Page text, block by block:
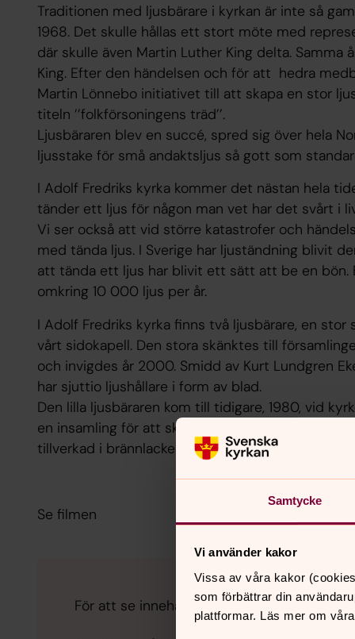
Samtycke
Vi använder kakor
Vissa av våra kakor
som förbättrar din
plattformar. Läs mer om
Traditionen med ljusbärare i kyrkan är inte så
1968. Det skulle hållas ett stort möte med
där skulle även Martin Luther King delta.
King. Efter den händelsen och för att hedra
Martin Lönnebo initiativet till att skapa en stor
titeln ’’folkförsoningens träd’’.
Ljusbäraren blev en succé, spred sig över hela
ljusstake för små andaktsljus så gott som
I Adolf Fredriks kyrka kommer det nästan hela
tänder ett ljus för någon man vet har det svårt i
Vi ser också att vid större katastrofer och
med tända ljus. I Sverige har ljuständning blivit
att tända ett ljus har blivit ett sätt att be en bön.
omkring 10 000 ljus per år.
I Adolf Fredriks kyrka finns två ljusbärare, en
vårt sidokapell. Den stora skänktes till
och invigdes år 2000. Smidd av Kurt Lundgren
har sjuttio ljushållare i form av blad.
Den lilla ljusbäraren kom till tidigare, 1980, vid
en insamling för att skaffa den. Den är formgiven
tillverkad i brännlackerat svetsat stål.
Se filmen
För att se innehållet behöver du acceptera